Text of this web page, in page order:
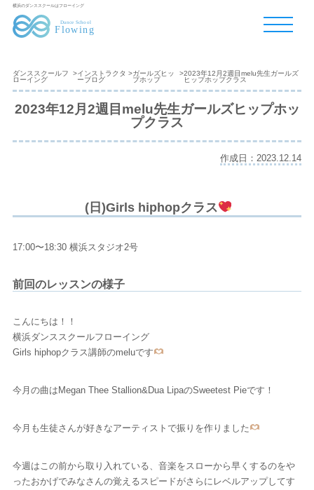
横浜のダンススクールはフローイング
ダンススクールフ
ローイング
>インストラクタ
ーブログ
>ガールズヒッ
プホップ
>2023年12月2週目melu先生ガールズ
ヒップホップクラス
2023年12月2週目melu先生ガールズヒップホッ
プクラス
作成日：2023.12.14
(日)Girls hiphopクラス
17:00〜18:30 横浜スタジオ2号
前回のレッスンの様子
こんにちは！！
横浜ダンススクールフローイング
Girls hiphopクラス講師のmeluです
今月の曲はMegan Thee Stallion&Dua LipaのSweetest Pieです！
今月も生徒さんが好きなアーティストで振りを作りました
今週はこの前から取り入れている、音楽をスローから早くするのをや
ったおかげでみなさんの覚えるスピードがさらにレベルアップしてす